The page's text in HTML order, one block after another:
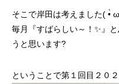
そこで岸田は考えました( •̀
毎月『すばらしい～！✨』
うと思います?
ということで第１回目２０